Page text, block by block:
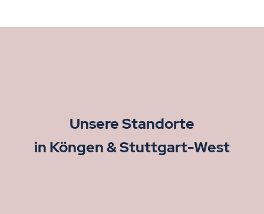
Unsere Standorte
in Köngen & Stuttgart-West